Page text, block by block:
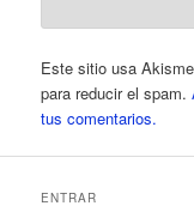
Este sitio usa
para reducir el spam.
tus comentarios.
ENTRAR